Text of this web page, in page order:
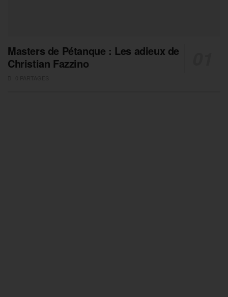
Masters de Pétanque : Les adieux de
Christian Fazzino